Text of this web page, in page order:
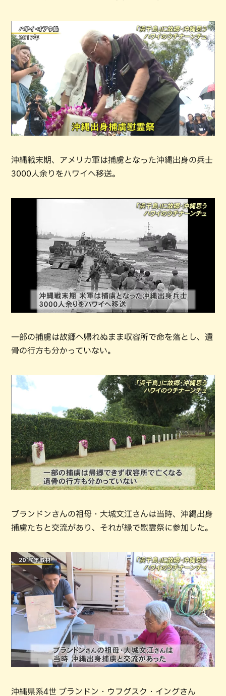
沖縄戦末期、アメリカ軍は捕虜となった沖縄出身の兵士
3000人余りをハワイへ移送。
一部の捕虜は故郷へ帰れぬまま収容所で命を落とし、遺
骨の行方も分かっていない。
ブランドンさんの祖母・大城文江さんは当時、沖縄出身
捕虜たちと交流があり、それが縁で慰霊祭に参加した。
沖縄県系4世 ブランドン・ウフグスク・イングさん